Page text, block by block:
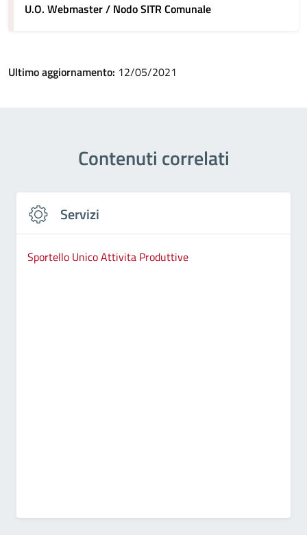
U.O. Webmaster / Nodo SITR Comunale
Ultimo aggiornamento: 12/05/2021
Contenuti correlati
Servizi
Sportello Unico Attivita Produttive